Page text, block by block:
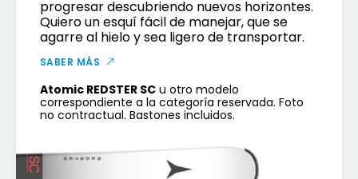
progresar descubriendo nuevos horizontes.
Quiero un esquí fácil de manejar, que se
agarre al hielo y sea ligero de transportar.
SABER MÁS
Atomic REDSTER SC u otro modelo
correspondiente a la categoría reservada. Foto
no contractual. Bastones incluidos.